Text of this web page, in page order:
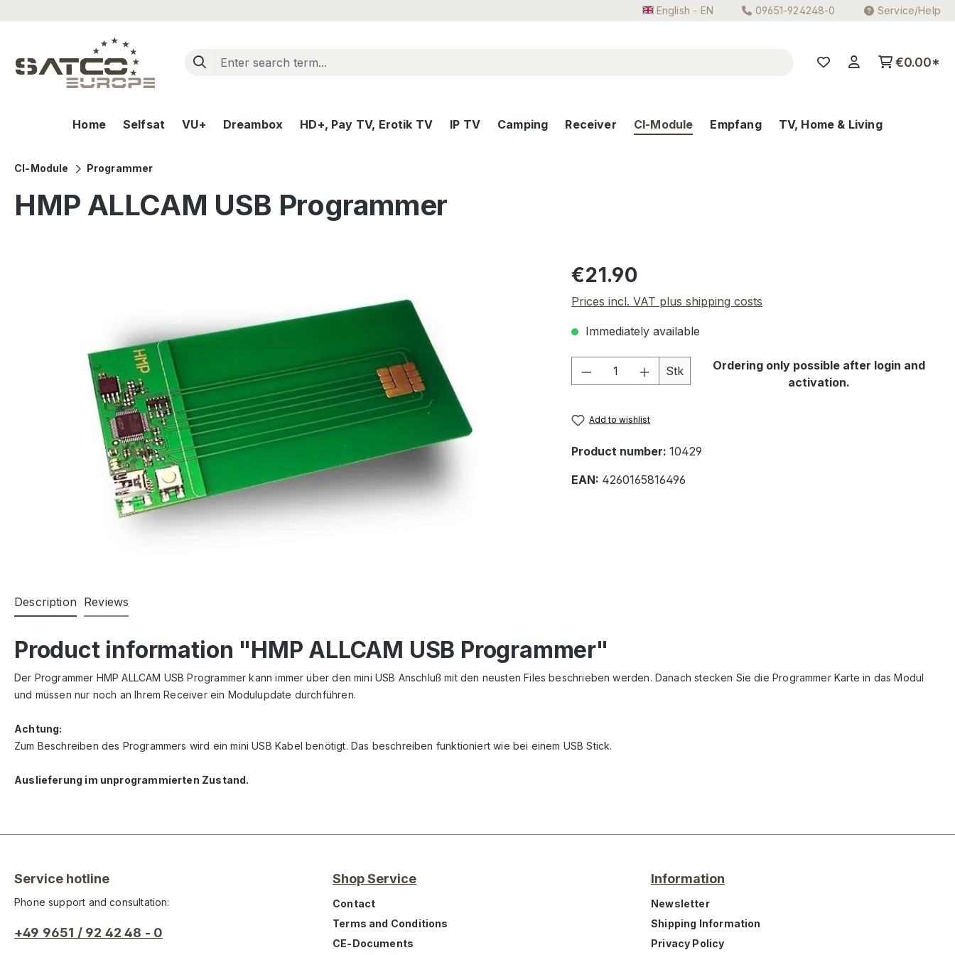
English - EN 09651-924248-0 Service/Help
€0.00*
Home Selfsat VU+ Dreambox HD+, Pay TV, Erotik TV IP TV Camping Receiver CI-Module Empfang TV, Home & Living
CI-Module Programmer
HMP ALLCAM USB Programmer
Regular price:
€21.90
Prices incl. VAT plus shipping costs
Immediately available
Product Quantity: Enter the desired amount
Stk
Ordering only possible after login and
activation.
Add to wishlist
Product number: 10429
EAN: 4260165816496
Description Reviews
Product information "HMP ALLCAM USB Programmer"
Der Programmer HMP ALLCAM USB Programmer kann immerüber den mini USB Anschluß mit den neusten Files beschrieben werden. Danach stecken Sie die Programmer Karte in das Modul
und müssen nur noch an Ihrem Receiver ein Modulupdate durchführen.
Achtung:
Zum Beschreiben des Programmers wird ein mini USB Kabel benötigt. Das beschreiben funktioniert wie bei einem USB Stick.
Auslieferung im unprogrammierten Zustand.
Service hotline
Phone support and consultation:
+49 9651 / 92 42 48 - 0
Shop Service
Contact
Terms and Conditions
CE-Documents
Information
Newsletter
Shipping Information
Privacy Policy